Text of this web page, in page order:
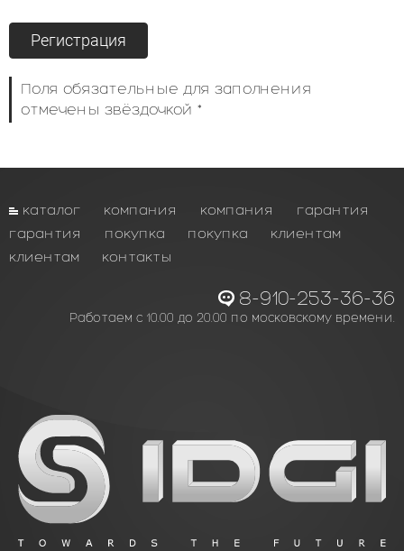
Поля обязательные для заполнения
отмечены звёздочкой *
каталог компания компания
гарантия
гарантия
покупка покупка
клиентам
клиентам
контакты
8-910-253-36-36
Работаем с 10.00 до 20.00 по московскому времени.